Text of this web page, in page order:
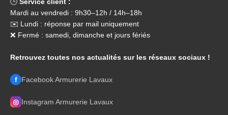
Mardi au vendredi : 9h30–12h / 14h–18h
✉️ Lundi : réponse par mail uniquement
❌ Fermé : samedi, dimanche et jours fériés
Retrouvez toutes nos actualités sur les réseaux sociaux !
f Facebook Armurerie Lavaux
◎ Instagram Armurerie Lavaux